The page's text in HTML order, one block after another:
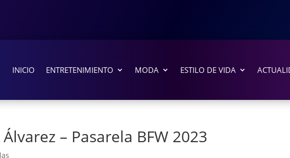
INICIO ENTRETENIMIENTO MODA ESTILO DE VIDA
– Pasarela BFW 2023